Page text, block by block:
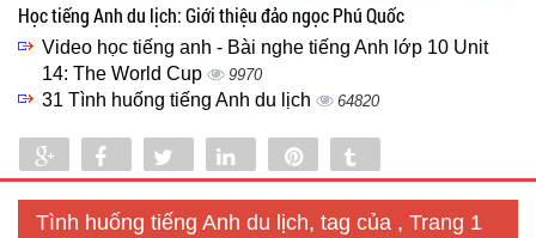
Học tiếng Anh du lịch: Giới thiệu đảo ngọc Phú Quốc
Video học tiếng anh - Bài nghe tiếng Anh lớp 10 Unit
14: The World Cup
9970
31 Tình huống tiếng Anh du lịch 64820
Share Share Tweet Share
Tình huống tiếng Anh du lịch, tag của , Trang 1